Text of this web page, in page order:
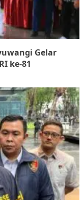
Gelar
ke-81